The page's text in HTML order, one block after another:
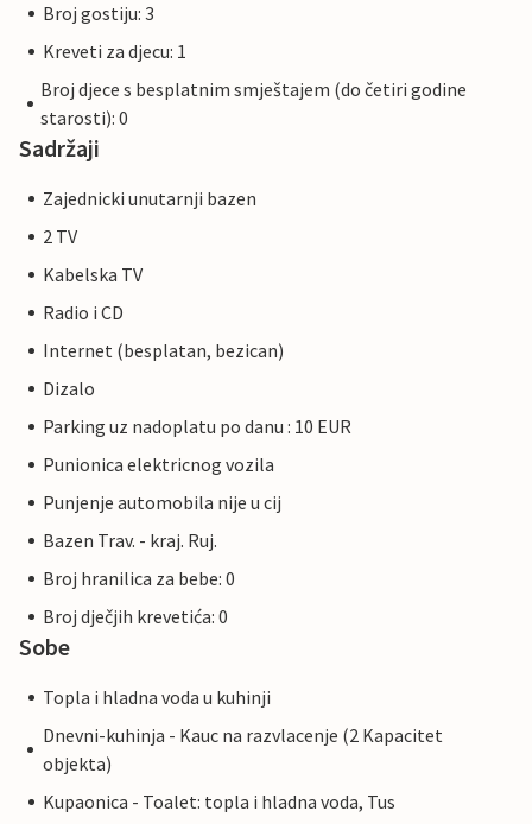
Broj gostiju: 3
Kreveti za djecu: 1
Broj djece s besplatnim smještajem (do četiri godine
starosti): 0
Sadržaji
Zajednicki unutarnji bazen
2 TV
Kabelska TV
Radio i CD
Internet (besplatan, bezican)
Dizalo
Parking uz nadoplatu po danu : 10 EUR
Punionica elektricnog vozila
Punjenje automobila nije u cij
Bazen Trav. - kraj. Ruj.
Broj hranilica za bebe: 0
Broj dječjih krevetića: 0
Sobe
Topla i hladna voda u kuhinji
Dnevni-kuhinja - Kauc na razvlacenje (2 Kapacitet
objekta)
Kupaonica - Toalet: topla i hladna voda, Tus